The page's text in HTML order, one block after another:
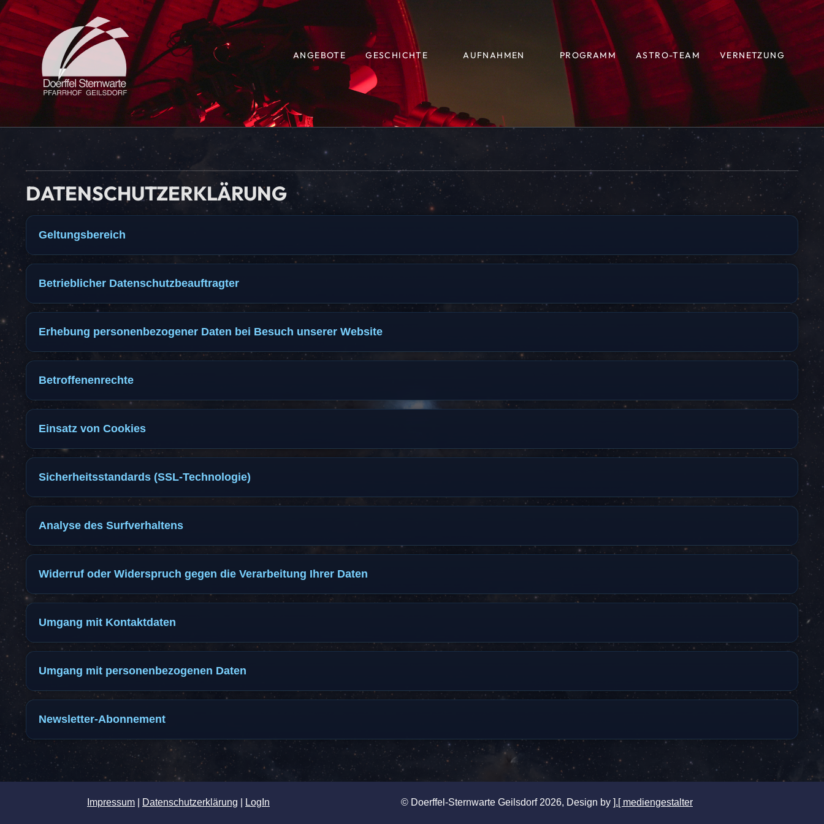
ANGEBOTE GESCHICHTE AUFNAHMEN PROGRAMM ASTRO-TEAM VERNETZUNG
DATENSCHUTZERKLÄRUNG
Geltungsbereich
Betrieblicher Datenschutzbeauftragter
Erhebung personenbezogener Daten bei Besuch unserer Website
Betroffenenrechte
Einsatz von Cookies
Sicherheitsstandards (SSL-Technologie)
Analyse des Surfverhaltens
Widerruf oder Widerspruch gegen die Verarbeitung Ihrer Daten
Umgang mit Kontaktdaten
Umgang mit personenbezogenen Daten
Newsletter-Abonnement
Impressum Datenschutzerklärung LogIn © Doerffel-Sternwarte Geilsdorf 2026, Design by ].[ mediengestalter